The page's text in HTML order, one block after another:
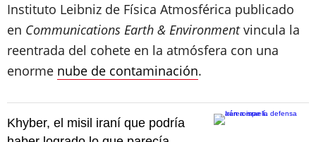
Instituto Leibniz de Física Atmosférica publicado
en Communications Earth & Environmentvincula la
reentrada del cohete en la atmósfera con una
enorme nube de contaminación.
Khyber, el misil iraní que podría